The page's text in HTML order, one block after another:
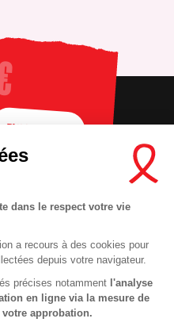
dans le respect votre vie
a recours à des cookies pour
depuis votre navigateur.
précises notamment l'analyse
en ligne via la mesure de
approbation.
LÉGALES
FAIRE UN DON